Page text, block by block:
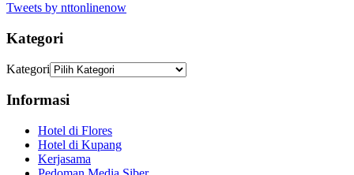
Tweets by nttonlinenow
Kategori
Kategori
Informasi
Hotel di Flores
Hotel di Kupang
Kerjasama